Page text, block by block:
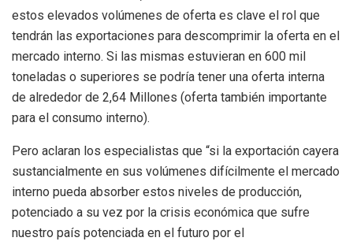
estos elevados volúmenes de oferta es clave el rol que
tendrán las exportaciones para descomprimir la oferta en el
mercado interno. Si las mismas estuvieran en 600 mil
toneladas o superiores se podría tener una oferta interna
de alrededor de 2,64 Millones (oferta también importante
para el consumo interno).
Pero aclaran los especialistas que “si la exportación cayera
sustancialmente en sus volúmenes difícilmente el mercado
interno pueda absorber estos niveles de producción,
potenciado a su vez por la crisis económica que sufre
nuestro país potenciada en el futuro por el